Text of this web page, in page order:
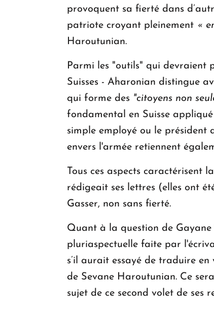
provoquent sa fierté dans
patriote croyant pleinement «
Haroutunian.
Parmi les "outils" qui devraient
Suisses - Aharonian distingue
qui forme des "citoyens non
fondamental en Suisse
simple employé ou le
envers l'armée retiennent
Tous ces aspects caractérisent
rédigeait ses lettres (elles ont
Gasser, non sans fierté.
Quant à la question de
pluriaspectuelle faite par
s’il aurait essayé de traduire
de Sevane Haroutunian. Ce
sujet de ce second volet de ses